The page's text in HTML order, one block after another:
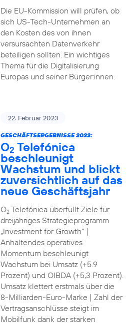
Die EU-Kommission will prüfen, ob
sich US-Tech-Unternehmen an
den Kosten des von ihnen
versursachten Datenverkehr
beteiligen sollten. Ein wichtiges
Thema für die Digitalisierung
Europas und seiner Bürger:innen.
22. Februar 2023
GESCHÄFTSERGEBNISSE 2022:
O2 Telefónica
beschleunigt
Wachstum und blickt
zuversichtlich auf das
neue Geschäftsjahr
O2Telefónica überfüllt Ziele für
dreijähriges Strategieprogramm
„Investment for Growth“ |
Anhaltendes operatives
Momentum beschleunigt
Wachstum bei Umsatz (+5.9
Prozent) und OIBDA (+5,3 Prozent).
Umsatz klettert erstmals über die
8-Milliarden-Euro-Marke | Zahl der
Vertragsanschlüsse steigt im
Mobilfunk dank der starken